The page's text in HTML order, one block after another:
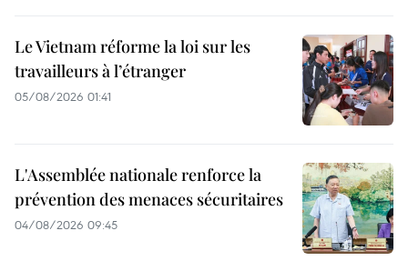
Le Vietnam réforme la loi sur les
travailleurs à l’étranger
05/08/2026 01:41
L'Assemblée nationale renforce la
prévention des menaces sécuritaires
04/08/2026 09:45